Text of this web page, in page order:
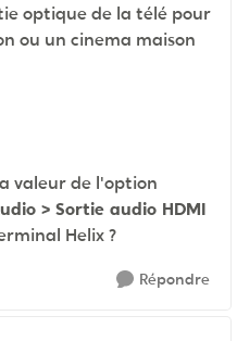
optique de la télé pour
ou un cinema maison
valeur de l'option
> Sortie audio HDMI
Helix ?
Répondre